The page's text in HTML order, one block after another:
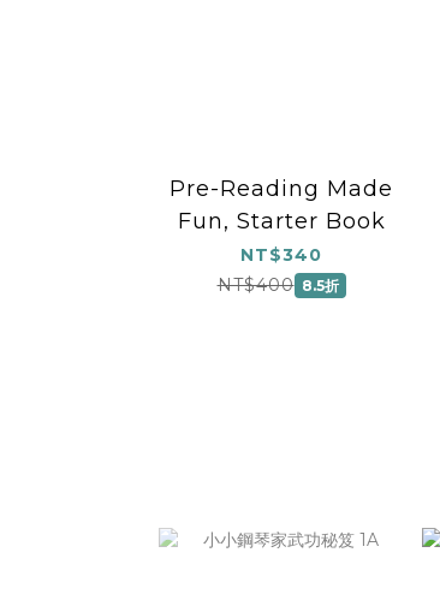
Pre-Reading Made
Fun, Starter Book
NT$340
NT$400 8.5折